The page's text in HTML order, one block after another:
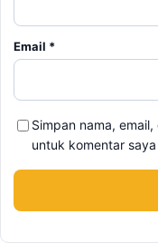
Email *
Simpan nama,
untuk komentar